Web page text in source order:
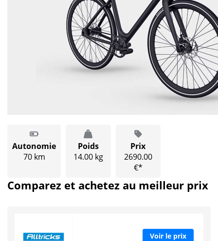
Autonomie
70 km
Poids
14.00 kg
Prix
2690.00
€*
Comparez et achetez au meilleur prix
Voir le prix